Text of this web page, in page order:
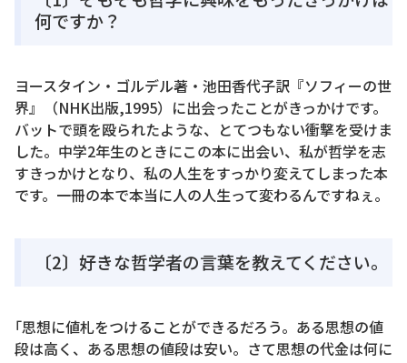
何ですか？
ヨースタイン・ゴルデル著・池田香代子訳『ソフィーの世
界』（NHK出版,1995）に出会ったことがきっかけです。
バットで頭を殴られたような、とてつもない衝撃を受けま
した。中学2年生のときにこの本に出会い、私が哲学を志
すきっかけとなり、私の人生をすっかり変えてしまった本
です。一冊の本で本当に人の人生って変わるんですねぇ。
〔2〕好きな哲学者の言葉を教えてください。
｢思想に値札をつけることができるだろう。ある思想の値
段は高く、ある思想の値段は安い。さて思想の代金は何に